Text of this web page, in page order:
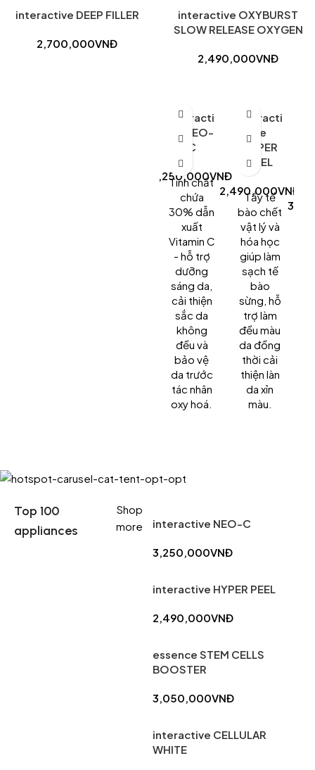
interactive DEEP FILLER
2,700,000VNĐ
interactive OXYBURST
SLOW RELEASE OXYGEN
2,490,000VNĐ
interacti
ve NEO-
C
3,250,000VNĐ
Tinh chất
chứa
30% dẫn
xuất
Vitamin C
- hỗ trợ
dưỡng
sáng da,
cải thiện
sắc da
không
đều và
bảo vệ
da trước
tác nhân
oxy hoá.
interacti
ve
HYPER
PEEL
2,490,000VNĐ
Tẩy tế
bào chết
vật lý và
hóa học
giúp làm
sạch tế
bào
sừng, hỗ
trợ làm
đều màu
da đồng
thời cải
thiện làn
da xỉn
màu.
Top 100
appliances
Shop
more
interactive NEO-C
3,250,000VNĐ
interactive HYPER PEEL
2,490,000VNĐ
essence STEM CELLS
BOOSTER
3,050,000VNĐ
interactive CELLULAR
WHITE